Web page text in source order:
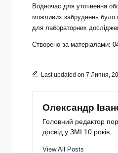
Водночас для уточнення
можливих забруднень було
для лабораторних
Створено за матеріалами:
Last updated on 7 Липня,
Олександр
Головний редактор
досвід у ЗМІ 10 років.
View All Posts